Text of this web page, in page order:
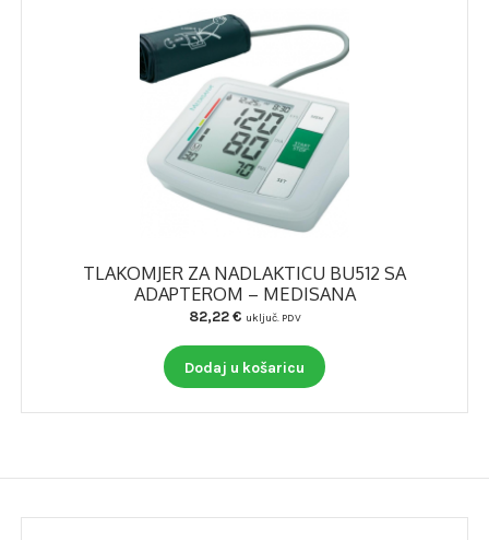
TLAKOMJER ZA NADLAKTICU BU512 SA
ADAPTEROM – MEDISANA
82,22€ uključ. PDV
Dodaj u košaricu